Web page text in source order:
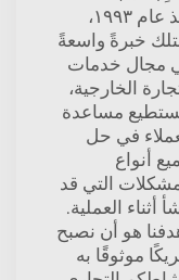
منذ عام ١٩٩٣،
خبرةً واسعةً
مجال خدمات
الخارجية،
مساعدة
في حل
أنواع
التي قد
أثناء العملية.
هو أن نصبح
موثوقًا به